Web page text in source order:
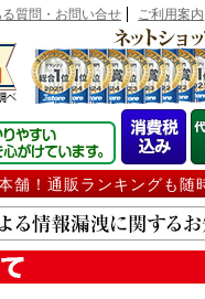
る質問・お問い合せ ご利用案内
！通販ランキングも随